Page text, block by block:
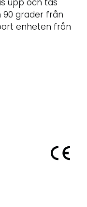
upp och tas
grader från
enheten från